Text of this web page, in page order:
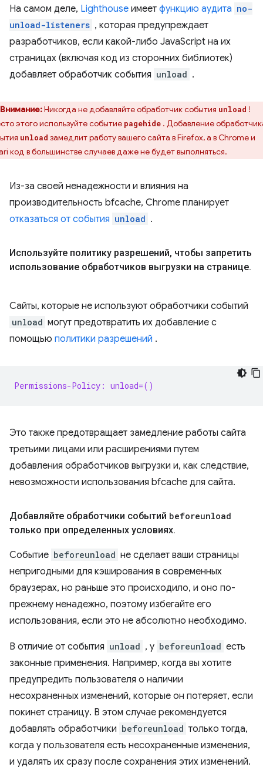
На самом деле, Lighthouse имеет функцию аудита no-
unload-listeners , которая предупреждает
разработчиков, если какой-либо JavaScript на их
страницах (включая код из сторонних библиотек)
добавляет обработчик события unload .
Внимание:Никогда не добавляйте обработчик события unload !
этого используйте событие pagehide . Добавление
unload замедлит работу вашего сайта в Firefox, а в Chrome и
код в большинстве случаев даже не будет выполняться.
Из-за своей ненадежности и влияния на
производительность bfcache, Chrome планирует
отказаться от события unload .
Используйте политику разрешений, чтобы запретить
использование обработчиков выгрузки на странице.
Сайты, которые не используют обработчики событий
unload могут предотвратить их добавление с
помощью политики разрешений .
Permissions-Policy: unload=()
Это также предотвращает замедление работы сайта
третьими лицами или расширениями путем
добавления обработчиков выгрузки и, как следствие,
невозможности использования bfcache для сайта.
Добавляйте обработчики событий beforeunload
только при определенных условиях.
Событие beforeunload не сделает ваши страницы
непригодными для кэширования в современных
браузерах, но раньше это происходило, и оно по-
прежнему ненадежно, поэтому избегайте его
использования, если это не абсолютно необходимо.
В отличие от события unload , у beforeunload есть
законные применения. Например, когда вы хотите
предупредить пользователя о наличии
несохраненных изменений, которые он потеряет, если
покинет страницу. В этом случае рекомендуется
добавлять обработчики beforeunload только тогда,
когда у пользователя есть несохраненные изменения,
и удалять их сразу после сохранения этих изменений.